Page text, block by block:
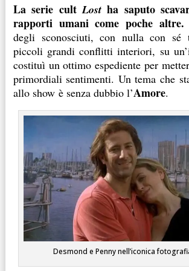
La serie cultLostha saputo
rapporti umani come poche altre.
degli sconosciuti, con nulla con sé
piccoli grandi conflitti interiori, su
costituì un ottimo espediente per
primordiali sentimenti. Un tema che
allo show è senza dubbio l’Amore.
Desmond e Penny nell’iconica